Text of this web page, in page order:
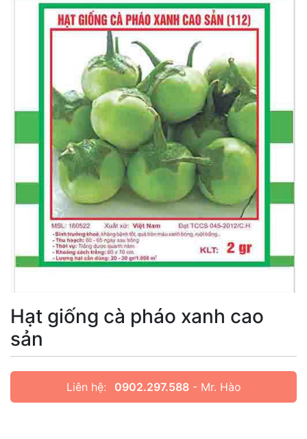
Hạt giống cà pháo xanh cao
sản
Liên hệ: 0902.297.588- Mr. Hào